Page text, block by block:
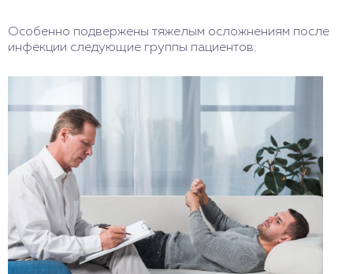
Особенно подвержены тяжелым осложнениям после
инфекции следующие группы пациентов: